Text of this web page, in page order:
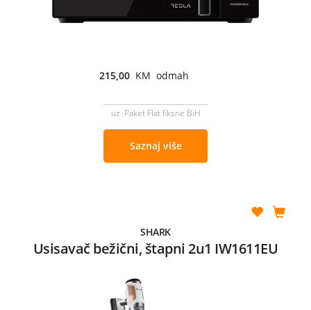
215,00 KM odmah
uz Paket Flat fiksne BiH
Saznaj više
SHARK
Usisavač bežični, štapni 2u1 IW1611EU